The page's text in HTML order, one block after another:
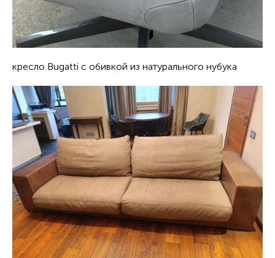
кресло Bugatti с обивкой из натурального нубука